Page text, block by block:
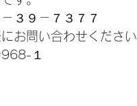
３９－７３７７
お問い合わせください
１